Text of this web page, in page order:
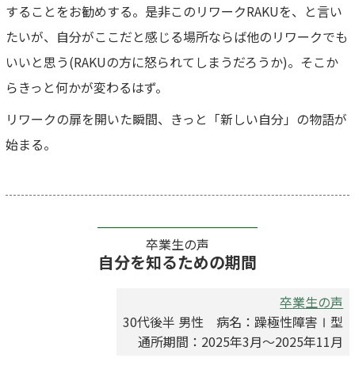
することをお勧めする。是非このリワークRAKUを、と言い
たいが、自分がここだと感じる場所ならば他のリワークでも
いいと思う(RAKUの方に怒られてしまうだろうか)。そこか
らきっと何かが変わるはず。
リワークの扉を開いた瞬間、きっと「新しい自分」の物語が
始まる。
卒業生の声
自分を知るための期間
卒業生の声
30代後半 男性 病名：躁極性障害Ⅰ型
通所期間：2025年3月～2025年11月